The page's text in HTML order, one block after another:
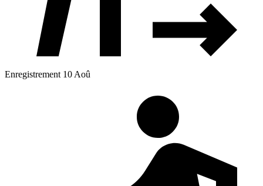
Enregistrement 10 Aoû